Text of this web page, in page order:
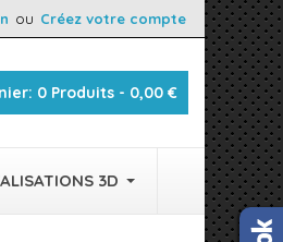
ou Créez votre compte
0 Produits - 0,00 €
3D